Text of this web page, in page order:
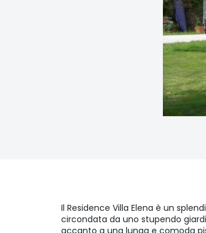
Il Residence Villa Elena è un
circondata da uno stupendo